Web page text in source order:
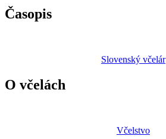
Časopis
Slovenský včelár
O včelách
Včelstvo